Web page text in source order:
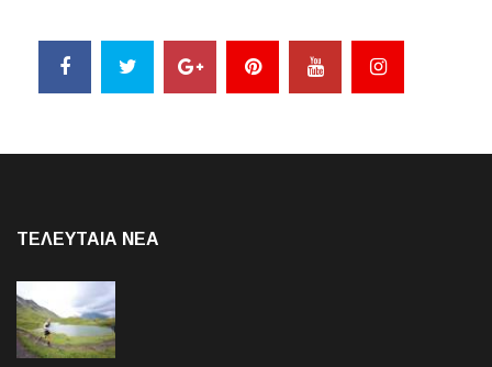
ΤΕΛΕΥΤΑΙΑ NEA